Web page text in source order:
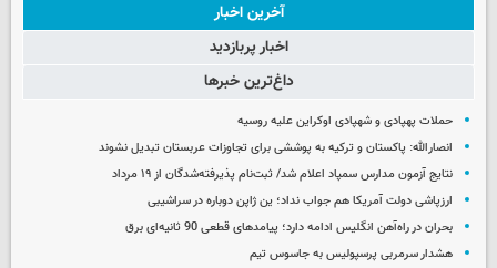
آخرین اخبار
اخبار پربازدید
داغ‌ترین خبرها
حملات پهپادی و شهپادی اوکراین علیه روسیه
انصارالله: پاکستان و ترکیه به پوششی برای تجاوزات عربستان تبدیل نشوند
نتایج آزمون مدارس سمپاد اعلام شد/ ثبت‌نام پذیرفته‌شدگان از ۱۹ مرداد
ارزپاشی دولت آمریکا هم جواب نداد؛ ین ژاپن دوباره در سراشیبی
بحران در راه‌آهن انگلیس ادامه دارد؛ پیامدهای قطعی 90 ثانیه‌ای برق
هشدار سرمربی پرسپولیس به جاسوس تیم